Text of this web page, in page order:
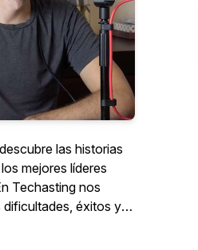
las historias
mejores líderes
Techasting nos
dificultades, éxitos y
han enfrentado y